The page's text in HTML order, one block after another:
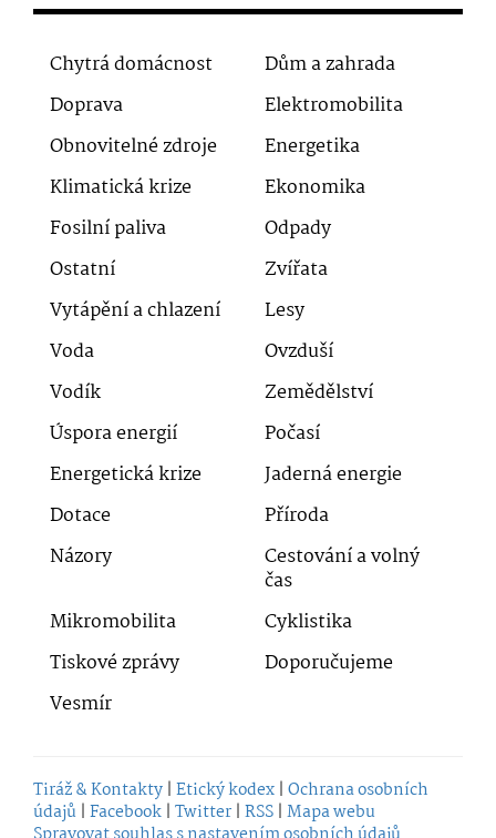
Chytrá domácnost
Dům a zahrada
Doprava
Elektromobilita
Obnovitelné zdroje
Energetika
Klimatická krize
Ekonomika
Fosilní paliva
Odpady
Ostatní
Zvířata
Vytápění a chlazení
Lesy
Voda
Ovzduší
Vodík
Zemědělství
Úspora energií
Počasí
Energetická krize
Jaderná energie
Dotace
Příroda
Názory
Cestování a volný
čas
Mikromobilita
Cyklistika
Tiskové zprávy
Doporučujeme
Vesmír
Tiráž & Kontakty | Etický kodex | Ochrana osobních
údajů | Facebook | Twitter | RSS | Mapa webu